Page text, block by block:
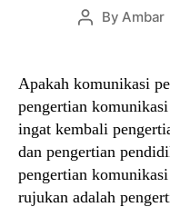
PostByAmbar
Apakah komunikasi
pengertian
ingat kembali
dan pengertian
pengertian
rujukan adalah